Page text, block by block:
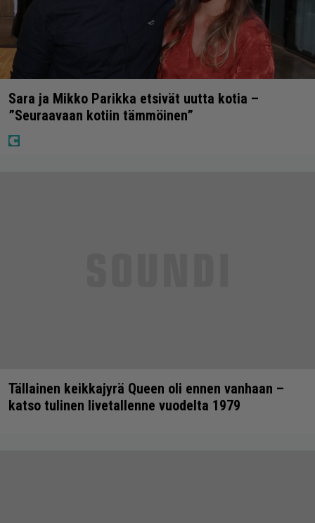
Sara ja Mikko Parikka etsivät uutta kotia –
”Seuraavaan kotiin tämmöinen”
Tällainen keikkajyrä Queen oli ennen vanhaan –
katso tulinen livetallenne vuodelta 1979